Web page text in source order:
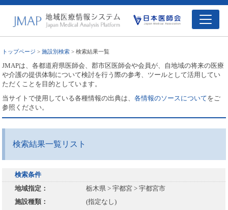
トップページ >施設別検索 > 検索結果一覧
JMAPは、各都道府県医師会、郡市区医師会や会員が、自地域の将来の医療
や介護の提供体制について検討を行う際の参考、ツールとして活用してい
ただくことを目的としています。
当サイトで使用している各種情報の出典は、各情報のソースについてをご
参照ください。
検索結果一覧リスト
検索条件
地域指定：
栃木県 > 宇都宮 > 宇都宮市
施設種類：
(指定なし)